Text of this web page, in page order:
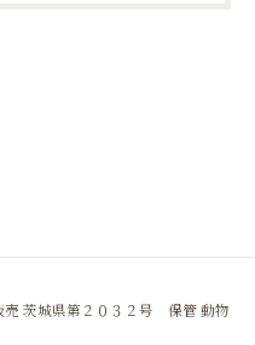
茨城県第２０３２号 保管 動物